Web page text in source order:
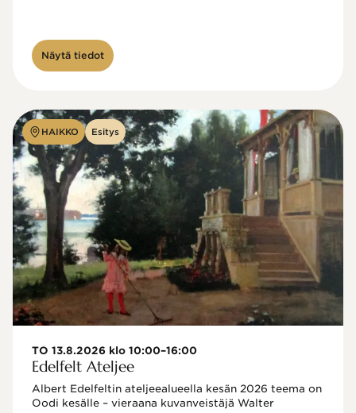
Näytä tiedot
HAIKKO Esitys
TO 13.8.2026 klo 10:00–16:00
Edelfelt Ateljee
Albert Edelfeltin ateljeealueella kesän 2026 teema on
Oodi kesälle – vieraana kuvanveistäjä Walter